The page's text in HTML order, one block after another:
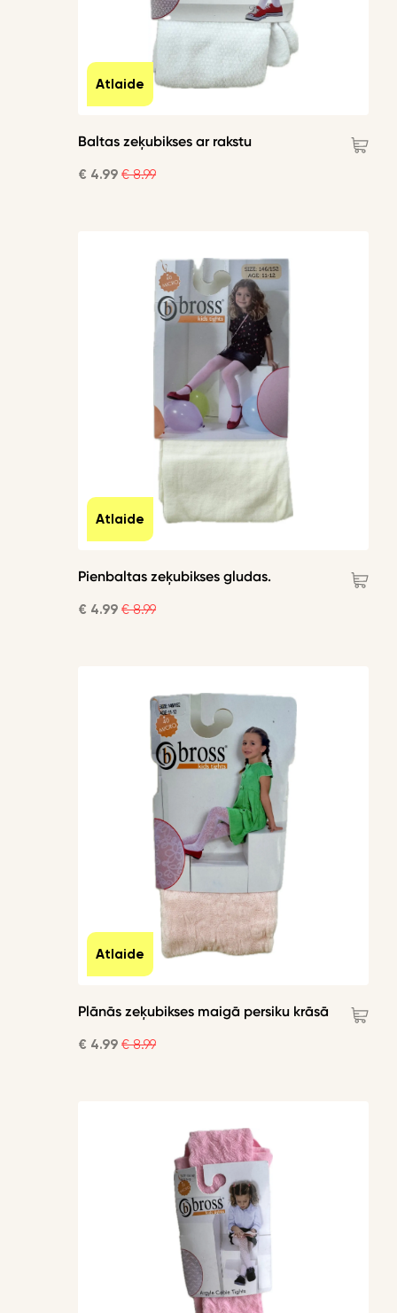
Atlaide
Baltas zeķubikses ar rakstu
€ 4.99 € 8.99
Atlaide
Pienbaltas zeķubikses gludas.
€ 4.99 € 8.99
Atlaide
Plānās zeķubikses maigā persiku krāsā
€ 4.99 € 8.99